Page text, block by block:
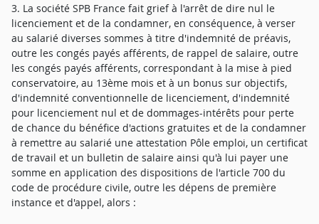
3. La société SPB France fait grief à l'arrêt de dire nul le
licenciement et de la condamner, en conséquence, à verser
au salarié diverses sommes à titre d'indemnité de préavis,
outre les congés payés afférents, de rappel de salaire, outre
les congés payés afférents, correspondant à la mise à pied
conservatoire, au 13ème mois et à un bonus sur objectifs,
d'indemnité conventionnelle de licenciement, d'indemnité
pour licenciement nul et de dommages-intérêts pour perte
de chance du bénéfice d'actions gratuites et de la condamner
à remettre au salarié une attestation Pôle emploi, un certificat
de travail et un bulletin de salaire ainsi qu'à lui payer une
somme en application des dispositions de l'article 700 du
code de procédure civile, outre les dépens de première
instance et d'appel, alors :